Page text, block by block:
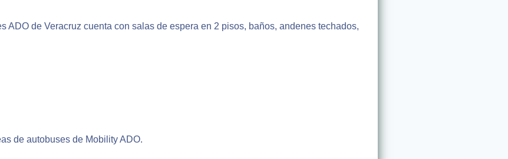
ADO de Veracruz cuenta con salas de espera en 2 pisos, baños, andenes techados,
de autobuses de Mobility ADO.